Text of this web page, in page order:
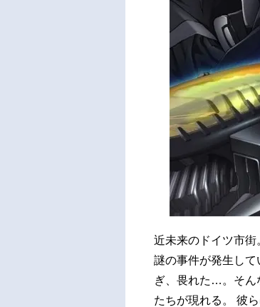
近未来のドイツ市街
謎の事件が発生し
ぎ、畏れた…。そん
たちが現れる。 彼